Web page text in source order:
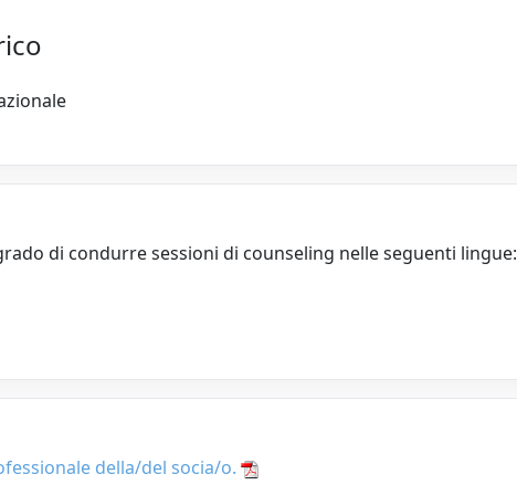
di condurre sessioni di counseling nelle seguenti lingue:
della/del socia/o.